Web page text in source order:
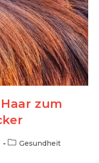
zum
Beitrags-
Gesundheit